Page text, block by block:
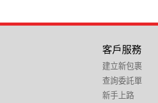
客戶服務
建立新包裹
查詢委託單
新手上路